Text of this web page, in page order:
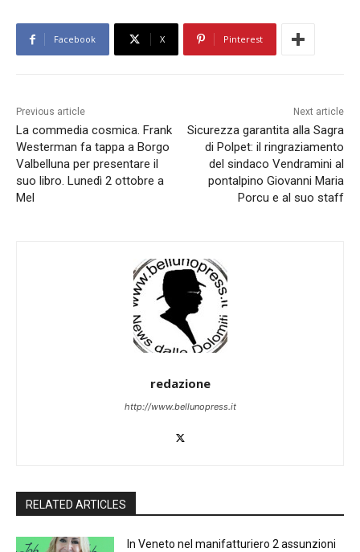
Facebook X Pinterest
Previous article
La commedia cosmica. Frank
Westerman fa tappa a Borgo
Valbelluna per presentare il
suo libro. Lunedì 2 ottobre a
Mel
Next article
Sicurezza garantita alla Sagra
di Polpet: il ringraziamento
del sindaco Vendramini al
pontalpino Giovanni Maria
Porcu e al suo staff
redazione
http://www.bellunopress.it
RELATED ARTICLES
In Veneto nel manifatturiero 2 assunzioni